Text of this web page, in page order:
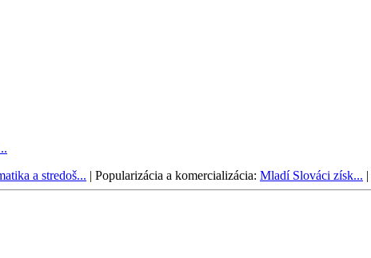
a stredoš... | Popularizácia a komercializácia: Mladí Slováci získ... |